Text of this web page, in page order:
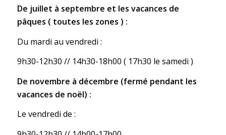
De juillet à septembre et les vacances de
pâques ( toutes les zones ) :
Du mardi au vendredi :
9h30-12h30 // 14h30-18h00 ( 17h30 le samedi )
De novembre à décembre (fermé pendant les
vacances de noël) :
Le vendredi de :